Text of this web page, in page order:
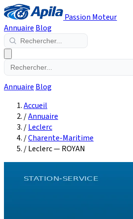
Passion Moteur
Annuaire Blog
Annuaire Blog
Accueil
/Annuaire
/Leclerc
/Charente-Maritime
/Leclerc — ROYAN